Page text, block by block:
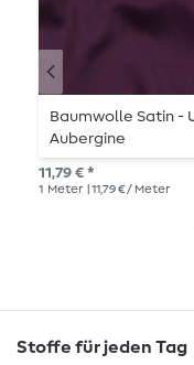
Baumwolle Satin -
Aubergine
11,79 € *
1 Meter | 11,79 € / Meter
Stoffe für jeden Tag